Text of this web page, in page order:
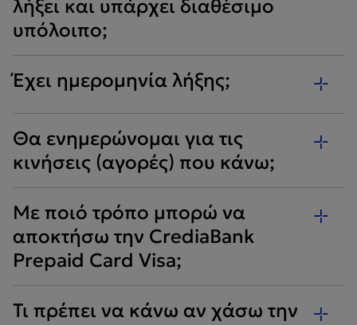
λήξει και υπάρχει διαθέσιμο
υπόλοιπο;
Έχει ημερομηνία λήξης;
Θα ενημερώνομαι για τις
κινήσεις (αγορές) που κάνω;
Με ποιό τρόπο μπορώ να
αποκτήσω την CrediaBank
Prepaid Card Visa;
Τι πρέπει να κάνω αν χάσω την